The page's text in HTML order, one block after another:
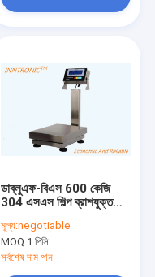
ডাব্লুএফ-বিএস 600 কেজি
304 এসএস শিল্প ব্রাশযুক্ত
প্ল্যাটফর্ম সামুদ্রিক খাবারের জন্য
ওজন স্কেল এসি 220 ভি
50Hz
মূল্য:negotiable
MOQ:1 পিসি
সর্বশেষ দাম পান